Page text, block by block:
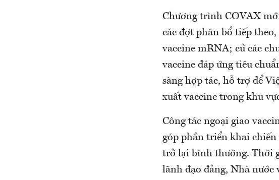
Chương trình COVAX
các đợt phân bổ tiếp
vaccine mRNA; cử các
vaccine đáp ứng tiêu
sàng hợp tác, hỗ trợ để
xuất vaccine trong khu
Công tác ngoại giao
góp phần triển khai chiến
trở lại bình thường. Thời
lãnh đạo đảng, Nhà nước